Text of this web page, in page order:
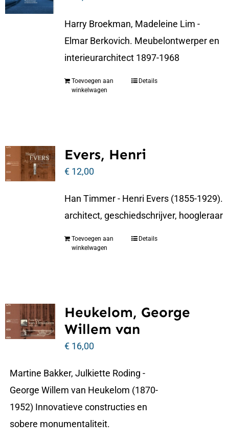
Harry Broekman, Madeleine Lim -
Elmar Berkovich. Meubelontwerper en
interieurarchitect 1897-1968
Toevoegen aan
winkelwagen
Details
Evers, Henri
€12,00
Han Timmer - Henri Evers (1855-1929).
architect, geschiedschrijver, hoogleraar
Toevoegen aan
winkelwagen
Details
Heukelom, George
Willem van
€16,00
Martine Bakker, Julkiette Roding -
George Willem van Heukelom (1870-
1952) Innovatieve constructies en
sobere monumentaliteit.